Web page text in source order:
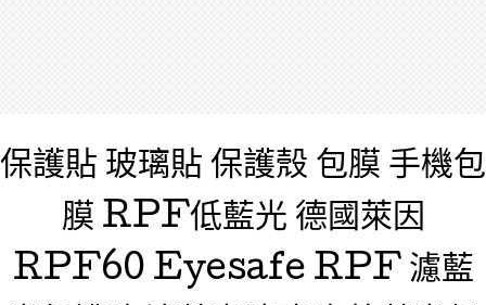
保護貼 玻璃貼 保護殼 包膜 手機包
膜 RPF低藍光 德國萊因
RPF60 Eyesafe RPF 濾藍